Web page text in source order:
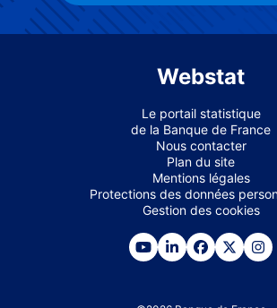
Webstat
Le portail statistique
de la Banque de France
Nous contacter
Plan du site
Mentions légales
Protections des données
Gestion des cookies